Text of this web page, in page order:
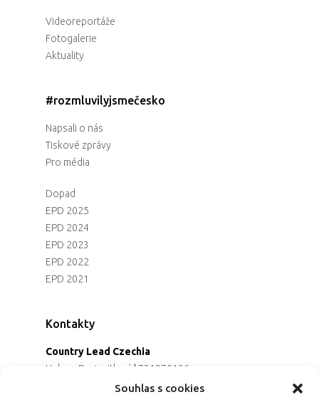
Souhlas s cookies
Videoreportáže
Fotogalerie
Aktuality
#rozmluvilyjsmečesko
Napsali o nás
Tiskové zprávy
Pro média
Dopad
EPD 2025
EPD 2024
EPD 2023
EPD 2022
EPD 2021
Kontakty
Country Lead Czechia
Helena Dreiseitlová | 731970136
Koordinátorka projektu